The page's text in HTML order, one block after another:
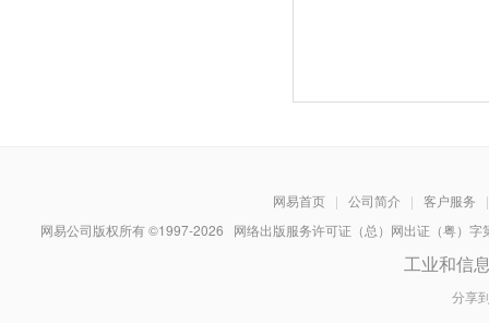
网易首页 | 公司简介 | 客户服务
|
网易公司版权所有 ©1997-2026 网络出版服务许可证（总）网出证（粤）
工业和信
分享